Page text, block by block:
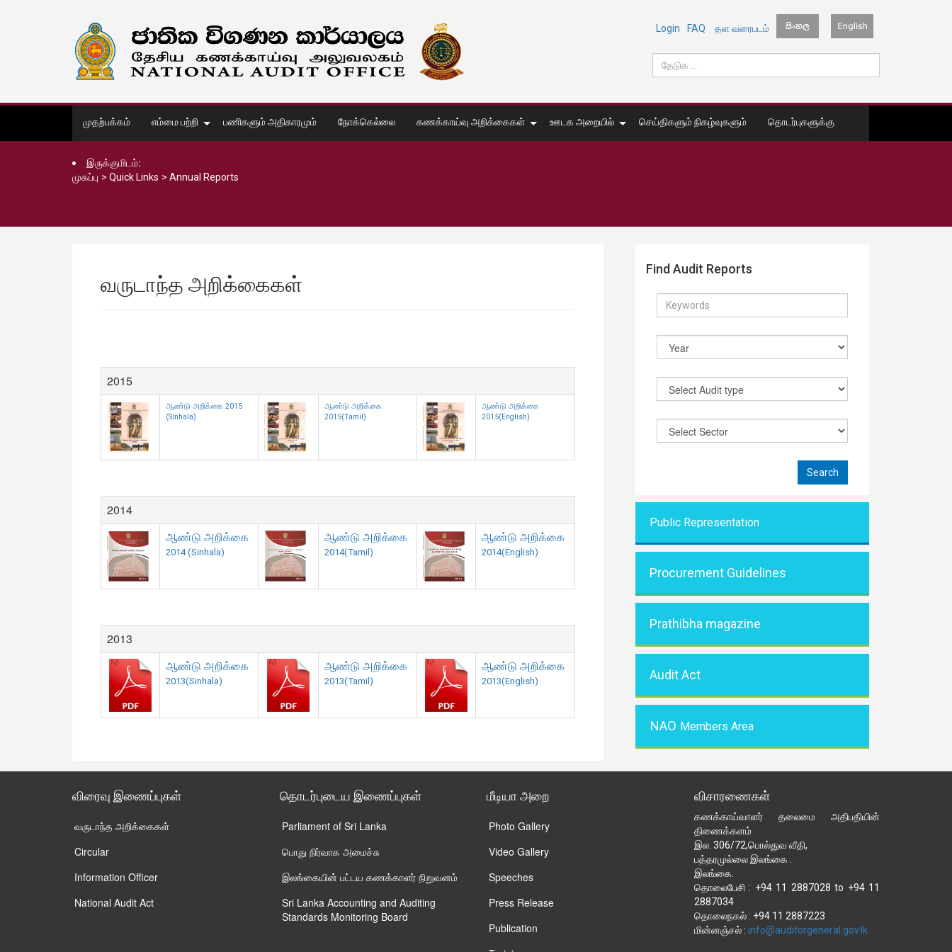
Login FAQ தள வரைபடம்
முதற்பக்கம் எம்மை பற்றி பணிகளும் அதிகாரமும் நோக்கெல்லை கணக்காய்வு அறிக்கைகள் ஊடக அறையில் செய்திகளும் நிகழ்வுகளும் தொடர்புகளுக்கு
இருக்குமிடம்:
முகப்பு > Quick Links > Annual Reports
வருடாந்த அறிக்கைகள்
2015
ஆண்டு அறிக்கை 2015
(Sinhala)
ஆண்டு அறிக்கை
2015(Tamil)
ஆண்டு அறிக்கை
2015(English)
2014
ஆண்டு அறிக்கை
2014 (Sinhala)
ஆண்டு அறிக்கை
2014(Tamil)
ஆண்டு அறிக்கை
2014(English)
2013
ஆண்டு அறிக்கை
2013(Sinhala)
ஆண்டு அறிக்கை
2013(Tamil)
ஆண்டு அறிக்கை
2013(English)
Find Audit Reports
Public Representation
Procurement Guidelines
Prathibha magazine
Audit Act
NAO Members Area
விரைவு இணைப்புகள்
வருடாந்த அறிக்கைகள்
Circular
Information Officer
National Audit Act
தொடர்புடைய இணைப்புகள்
Parliament of Sri Lanka
பொது நிர்வாக அமைச்சு
இலங்கையின் பட்டய கணக்காளர் நிறுவனம்
Sri Lanka Accounting and Auditing
Standards Monitoring Board
மீடியா அறை
Photo Gallery
Video Gallery
Speeches
Press Release
Publication
விசாரணைகள்
கணக்காய்வாளர் தலைமை அதிபதியின்
திணைக்களம்
இல. 306/72,பொல்துவ வீதி,
பத்தரமுல்லை இலங்கை .
இலங்கை.
தொலைபேசி : +94 11 2887028 to +94 11
2887034
தொலைநகல் : +94 11 2887223
மின்னஞ்சல் :